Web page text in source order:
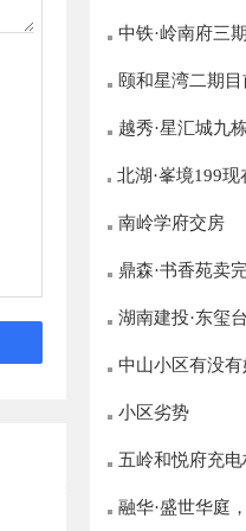
中铁·岭南府三
颐和星湾二期
少？
越秀·星汇城九
多少？
北湖·峯境199
么时候开盘？
南岭学府交房
鼎森·书香苑卖
湖南建投·东玺
中山小区有没
小区劣势
五岭和悦府充
融华·盛世华庭，